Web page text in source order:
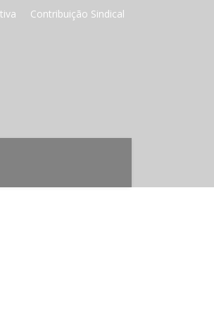
Contribuição Sindical